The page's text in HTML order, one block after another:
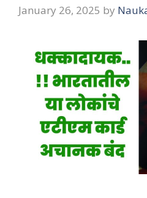
January 26, 2025 by